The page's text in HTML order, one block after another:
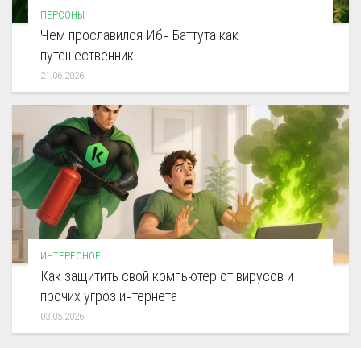
ПЕРСОНЫ
Чем прославился Ибн Баттута как
путешественник
21.06.2026
ИНТЕРЕСНОЕ
Как защитить свой компьютер от вирусов и
прочих угроз интернета
03.05.2026